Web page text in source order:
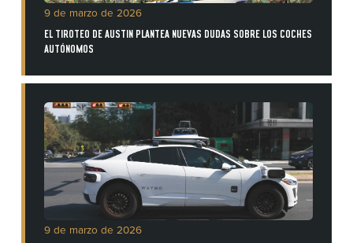
9 de marzo de 2026
EL TIROTEO DE AUSTIN PLANTEA NUEVAS DUDAS SOBRE LOS COCHES
AUTÓNOMOS
9 de marzo de 2026